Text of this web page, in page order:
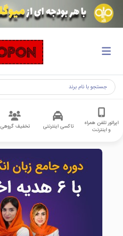
اپراتور تلفن همراه
و اینترنت
تاکسی اینترنتی تخفیف گروهی